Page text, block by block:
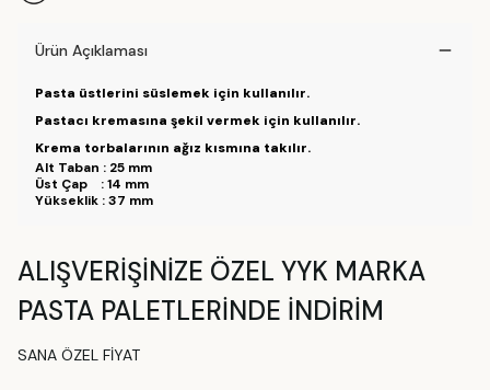
Ürün Açıklaması
Pasta üstlerini süslemek için kullanılır.
Pastacı kremasına şekil vermek için kullanılır.
Krema torbalarının ağız kısmına takılır.
Alt Taban : 25 mm
Üst Çap : 14 mm
Yükseklik : 37 mm
ALIŞVERİŞİNİZE ÖZEL YYK MARKA
PASTA PALETLERİNDE İNDİRİM
SANA ÖZEL FİYAT